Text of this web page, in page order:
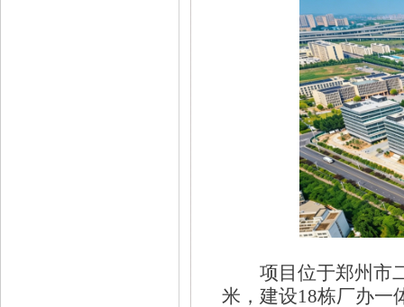
项目位于郑州市二
米，建设18栋厂办一